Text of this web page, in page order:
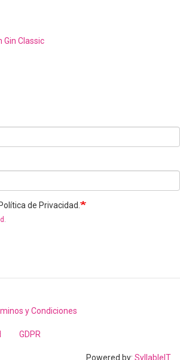
Gin Classic
de Privacidad.
.
y Condiciones
GDPR
Powered by: SyllableIT